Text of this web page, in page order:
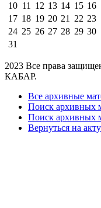
10 11 12 13 14 15 16
17 18 19 20 21 22 23
24 25 26 27 28 29 30
31
2023 Все права
КАБАР.
Все архивные
Поиск архивных
Поиск архивных
Вернуться на